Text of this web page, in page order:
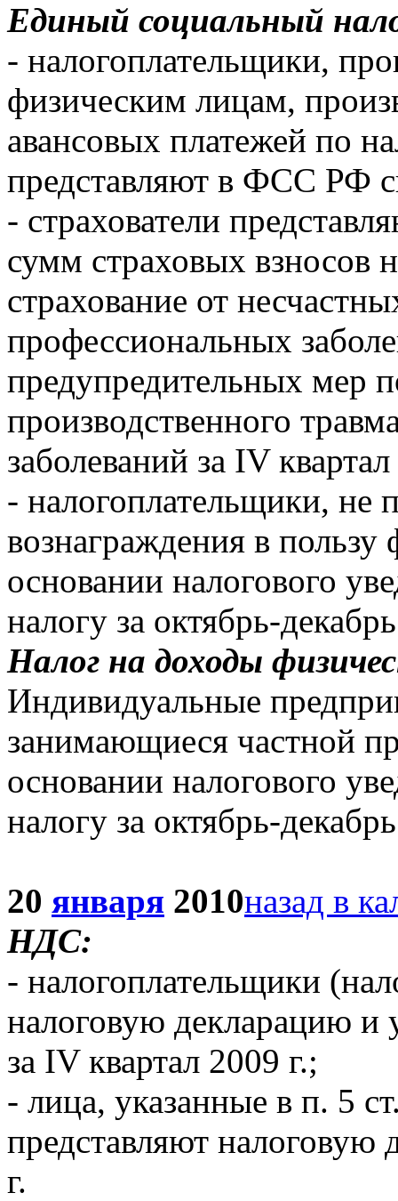
Единый социальный
- налогоплательщики,
физическим лицам,
авансовых платежей по
представляют в ФСС РФ
- страхователи
сумм страховых взносов
страхование от
профессиональных
предупредительных мер
производственного
заболеваний за IV
- налогоплательщики, не
вознаграждения в
основании налогового
налогу за октябрь-
Налог на доходы
Индивидуальные
занимающиеся частной
основании налогового
налогу за октябрь-
20 января 2010назад в
НДС:
- налогоплательщики
налоговую декларацию и
за IV квартал 2009 г.;
- лица, указанные в п. 5
представляют налоговую
г.